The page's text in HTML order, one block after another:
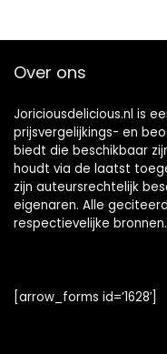
Over ons
Joriciousdelicious.nl is
prijsvergelijkings- en
biedt die beschikbaar
houdt via de laatst
zijn auteursrechtelijk
eigenaren. Alle
respectievelijke bronnen.
[arrow_forms id=’1628′]